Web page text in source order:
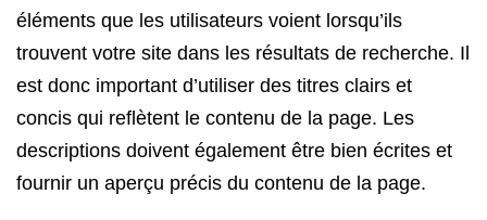
éléments que les utilisateurs voient lorsqu’ils
trouvent votre site dans les résultats de recherche. Il
est donc important d’utiliser des titres clairs et
concis qui reflètent le contenu de la page. Les
descriptions doivent également être bien écrites et
fournir un aperçu précis du contenu de la page.